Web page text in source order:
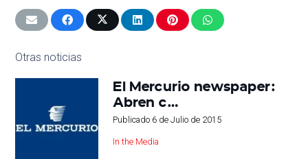
Otras noticias
El Mercurio newspaper:
Abren c…
Publicado 6 de Julio de 2015
In the Media